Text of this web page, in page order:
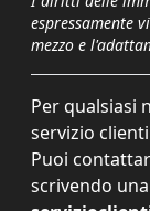
espressamente
mezzo e
Per qualsiasi
servizio
Puoi
scrivendo